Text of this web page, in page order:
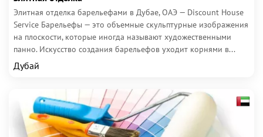
Элитная отделка барельефами в Дубае, ОАЭ — Discount House
Service Барельефы — это объемные скульптурные изображения
на плоскости, которые иногда называют художественными
панно. Искусство создания барельефов уходит корнями в...
Дубай